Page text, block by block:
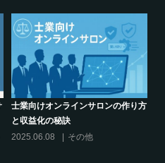
クリエイター系オンラインサロンの
話題席巻-”マッシュル”について調べ